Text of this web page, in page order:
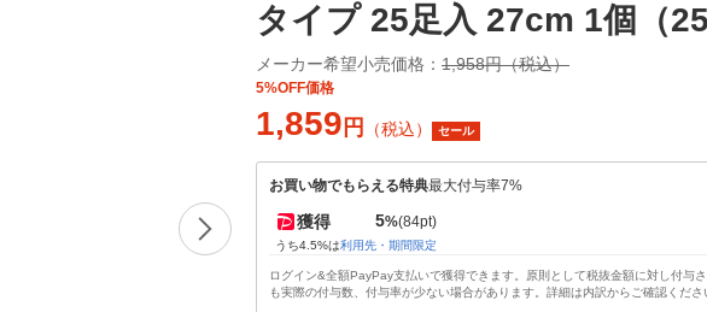
タイプ 25足入 27cm 1個（25
メーカー希望小売価格： 1,958円（税込）
5%OFF価格
1,859 円 （税込） セール
お買い物でもらえる特典最大付与率7%
獲得 5%(84pt)
うち4.5%は利用先・期間限定
ログイン&全額PayPay支払いで獲得できます。原則として税抜金額に対し付与
も実際の付与数、付与率が少ない場合があります。詳細は内訳からご確認くださ